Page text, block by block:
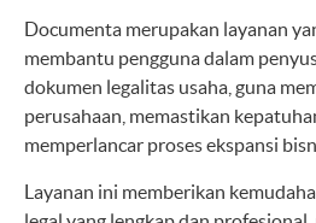
Documenta merupakan layanan
membantu pengguna dalam
dokumen legalitas usaha, guna
perusahaan, memastikan
memperlancar proses ekspansi
Layanan ini memberikan